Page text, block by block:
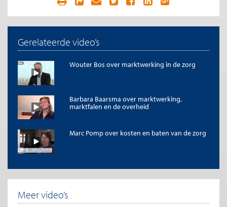
Gerelateerde video’s
Wouter Bos over marktwerking in de zorg
Barbara Baarsma over marktwerking,
marktfalen en de overheid
Marc Pomp over kosten en baten van de zorg
Meer video’s